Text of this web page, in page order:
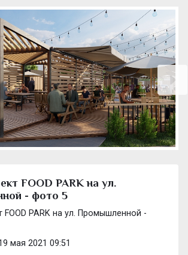
FOOD PARK на ул.
- фото 5
FOOD PARK на ул. Промышленной -
мая 2021 09:51